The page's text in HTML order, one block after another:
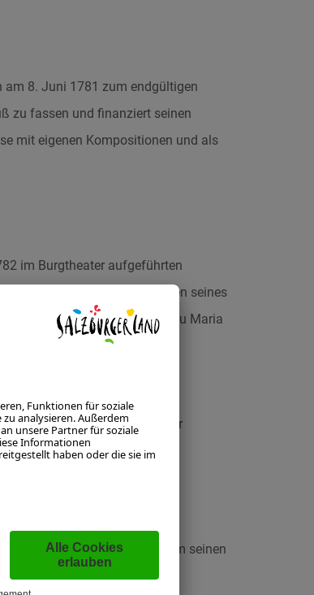
am 8. Juni 1781 zum endgültigen
zu fassen und finanziert seinen
mit eigenen Kompositionen und als
im Burgtheater aufgeführten
heiratet er gegen den Willen seines
Weber und seiner Ehefrau Maria
Haydn gewidmeten sechs
1. September 1785 mit einer
erscheinen.
Constanze nach Salzburg, um seinen